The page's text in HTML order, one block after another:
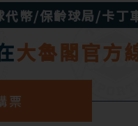
代幣/保齡球局/卡丁
大魯閣官方
票